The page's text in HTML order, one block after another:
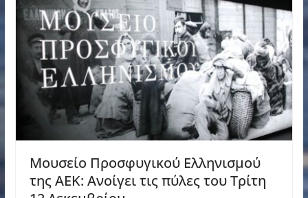
Μουσείο Προσφυγικού Ελληνισμού
της ΑΕΚ: Ανοίγει τις πύλες του Τρίτη